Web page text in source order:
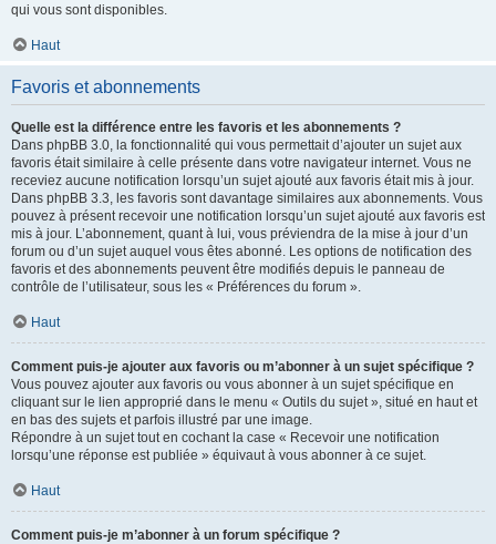
qui vous sont disponibles.
Haut
Favoris et abonnements
Quelle est la différence entre les favoris et les abonnements ?
Dans phpBB 3.0, la fonctionnalité qui vous permettait d’ajouter un sujet aux
favoris était similaire à celle présente dans votre navigateur internet. Vous ne
receviez aucune notification lorsqu’un sujet ajouté aux favoris était mis à jour.
Dans phpBB 3.3, les favoris sont davantage similaires aux abonnements. Vous
pouvez à présent recevoir une notification lorsqu’un sujet ajouté aux favoris est
mis à jour. L’abonnement, quant à lui, vous préviendra de la mise à jour d’un
forum ou d’un sujet auquel vous êtes abonné. Les options de notification des
favoris et des abonnements peuvent être modifiés depuis le panneau de
contrôle de l’utilisateur, sous les « Préférences du forum ».
Haut
Comment puis-je ajouter aux favoris ou m’abonner à un sujet spécifique ?
Vous pouvez ajouter aux favoris ou vous abonner à un sujet spécifique en
cliquant sur le lien approprié dans le menu « Outils du sujet », situé en haut et
en bas des sujets et parfois illustré par une image.
Répondre à un sujet tout en cochant la case « Recevoir une notification
lorsqu’une réponse est publiée » équivaut à vous abonner à ce sujet.
Haut
Comment puis-je m’abonner à un forum spécifique ?